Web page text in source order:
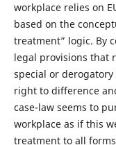
workplace relies on
based on the
treatment” logic. By
legal provisions that
special or
right to difference
case-law seems to
workplace as if this
treatment to all